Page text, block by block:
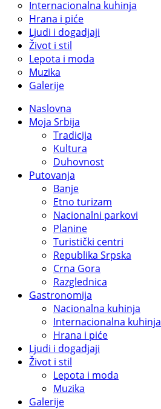
Internacionalna kuhinja
Hrana i piće
Ljudi i dogadjaji
Život i stil
Lepota i moda
Muzika
Galerije
Naslovna
Moja Srbija
Tradicija
Kultura
Duhovnost
Putovanja
Banje
Etno turizam
Nacionalni parkovi
Planine
Turistički centri
Republika Srpska
Crna Gora
Razglednica
Gastronomija
Nacionalna kuhinja
Internacionalna kuhinja
Hrana i piće
Ljudi i dogadjaji
Život i stil
Lepota i moda
Muzika
Galerije